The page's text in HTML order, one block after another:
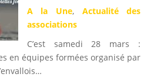
A la Une, Actualité des
associations
C’est samedi 28 mars :
en équipes formées organisé par